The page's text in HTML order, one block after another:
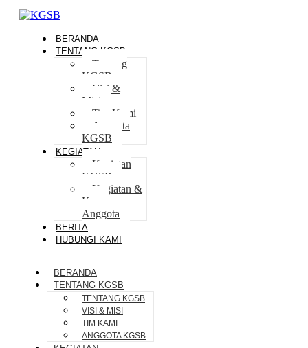
BERANDA
TENTANG KGSB
Tentang
KGSB
Visi &
Misi
Tim Kami
Anggota
KGSB
KEGIATAN
Kegiatan
KGSB
Kegiatan &
Karya
Anggota
BERITA
HUBUNGI KAMI
BERANDA
TENTANG KGSB
TENTANG KGSB
VISI & MISI
TIM KAMI
ANGGOTA KGSB